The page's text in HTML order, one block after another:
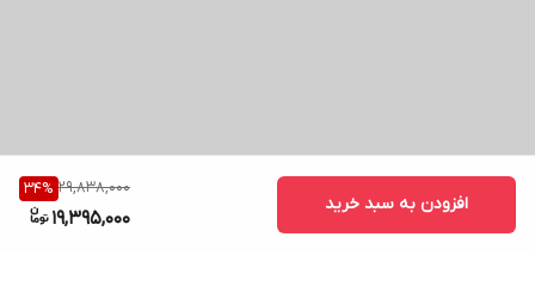
29,838,000
34%
19,395,000
افزودن به سبد خرید